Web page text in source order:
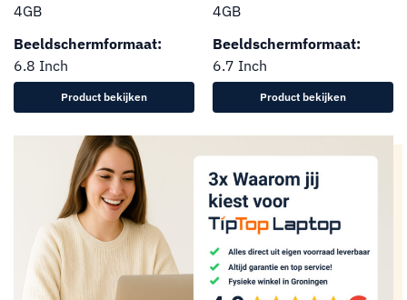
4GB
Beeldschermformaat:
6.8 Inch
Product bekijken
4GB
Beeldschermformaat:
6.7 Inch
Product bekijken